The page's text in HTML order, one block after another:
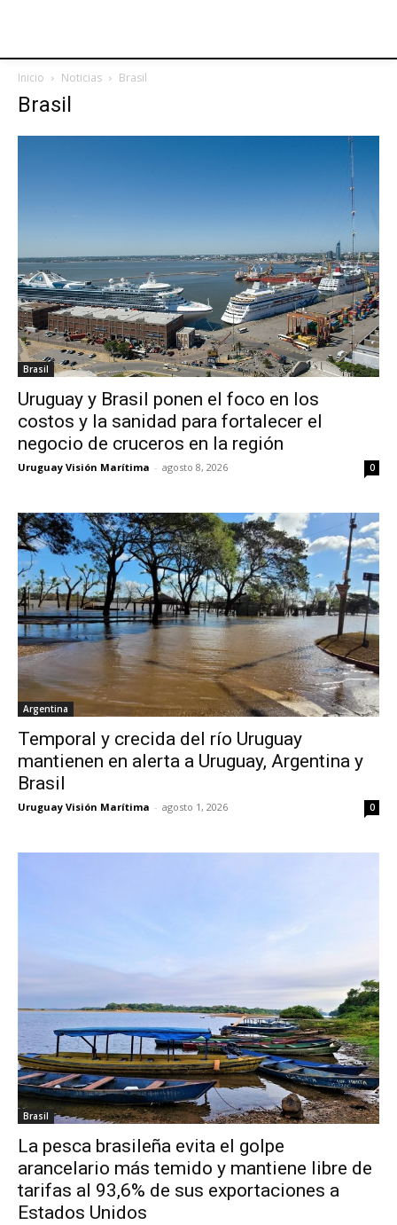
Inicio Noticias Brasil
Brasil
Brasil
Uruguay y Brasil ponen el foco en los
costos y la sanidad para fortalecer el
negocio de cruceros en la región
Uruguay Visión Marítima - agosto 8, 2026 0
Argentina
Temporal y crecida del río Uruguay
mantienen en alerta a Uruguay, Argentina y
Brasil
Uruguay Visión Marítima - agosto 1, 2026 0
Brasil
La pesca brasileña evita el golpe
arancelario más temido y mantiene libre de
tarifas al 93,6% de sus exportaciones a
Estados Unidos